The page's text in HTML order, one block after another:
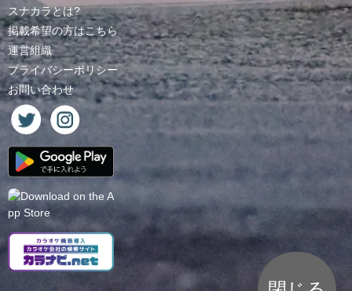
スナカラとは?
掲載希望の方はこちら
運営組織
プライバシーポリシー
お問い合わせ